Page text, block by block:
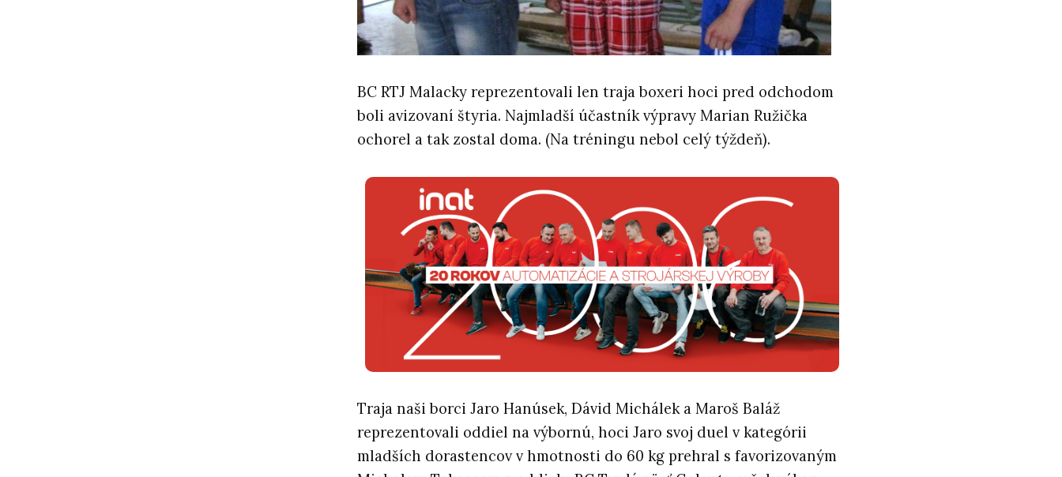
BC RTJ Malacky reprezentovali len traja boxeri hoci pred odchodom
boli avizovaní štyria. Najmladší účastník výpravy Marian Ružička
ochorel a tak zostal doma. (Na tréningu nebol celý týždeň).
Traja naši borci Jaro Hanúsek, Dávid Michálek a Maroš Baláž
reprezentovali oddiel na výbornú, hoci Jaro svoj duel v kategórii
mladších dorastencov v hmotnosti do 60 kg prehral s favorizovaným